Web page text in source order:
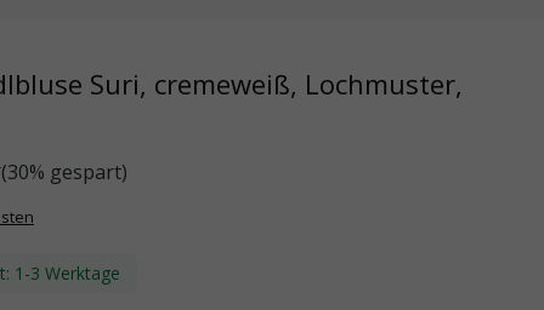
Suri, cremeweiß, Lochmuster,
(30% gespart)
1-3 Werktage